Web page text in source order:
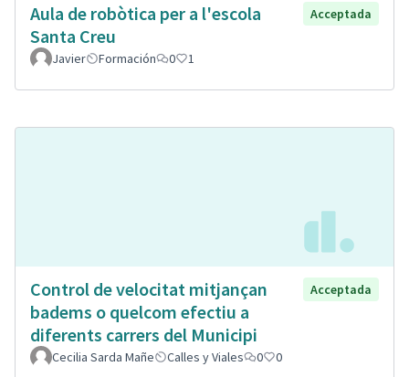
Aula de robòtica per a l'escola
Santa Creu
Acceptada
Javier Formación 0 1
Control de velocitat mitjançan
badems o quelcom efectiu a
diferents carrers del Municipi
Acceptada
Cecilia Sarda Mañe Calles y Viales 0 0